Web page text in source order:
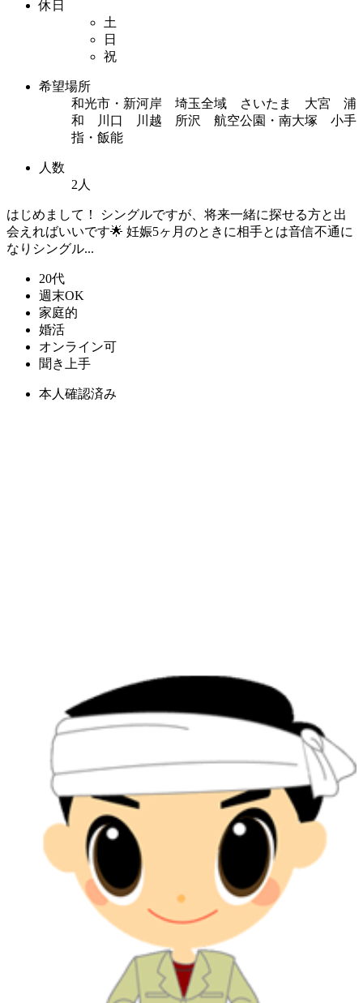
休日
土
日
祝
希望場所
和光市・新河岸 埼玉全域 さいたま 大宮 浦
和 川口 川越 所沢 航空公園・南大塚 小手
指・飯能
人数
2人
はじめまして！ シングルですが、将来一緒に探せる方と出
会えればいいです🌟 妊娠5ヶ月のときに相手とは音信不通に
なりシングル...
20代
週末OK
家庭的
婚活
オンライン可
聞き上手
本人確認済み